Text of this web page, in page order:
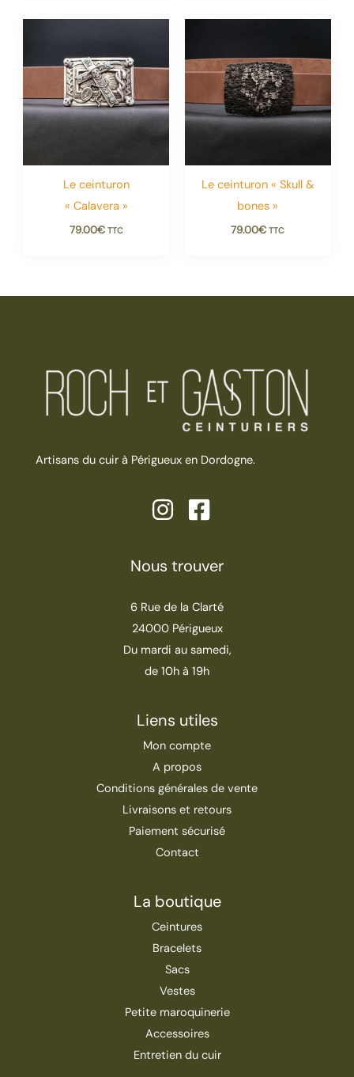
Le ceinturon
« Calavera »
79.00€ TTC
Le ceinturon « Skull &
bones »
79.00€ TTC
Artisans du cuir à Périgueux en Dordogne.
Nous trouver
6 Rue de la Clarté
24000 Périgueux
Du mardi au samedi,
de 10h à 19h
Liens utiles
Mon compte
A propos
Conditions générales de vente
Livraisons et retours
Paiement sécurisé
Contact
La boutique
Ceintures
Bracelets
Sacs
Vestes
Petite maroquinerie
Accessoires
Entretien du cuir